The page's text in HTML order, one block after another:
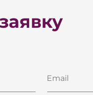
Email